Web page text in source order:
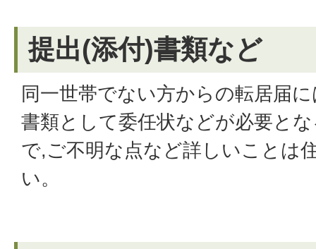
提出(添付)書類など
同一世帯でない方からの転居届
書類として委任状などが必要と
で,ご不明な点など詳しいことは
い。